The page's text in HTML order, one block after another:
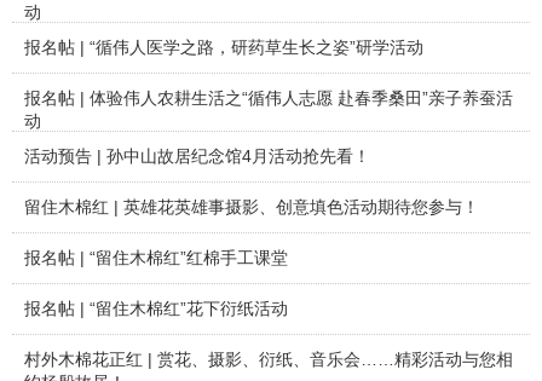
动
报名帖 | “循伟人医学之路，研药草生长之姿”研学活动
报名帖 | 体验伟人农耕生活之“循伟人志愿 赴春季桑田”亲子养蚕活
动
活动预告 | 孙中山故居纪念馆4月活动抢先看！
留住木棉红 | 英雄花英雄事摄影、创意填色活动期待您参与！
报名帖 | “留住木棉红”红棉手工课堂
报名帖 | “留住木棉红”花下衍纸活动
村外木棉花正红 | 赏花、摄影、衍纸、音乐会……精彩活动与您相
约杨殷故居！